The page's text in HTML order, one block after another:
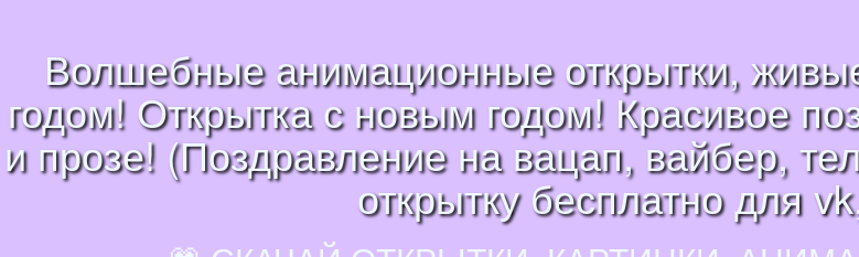
Волшебные анимационные открытки,
годом! Открытка с новым годом! Красивое
и прозе! (Поздравление на вацап, вайбер,
открытку бесплатно для